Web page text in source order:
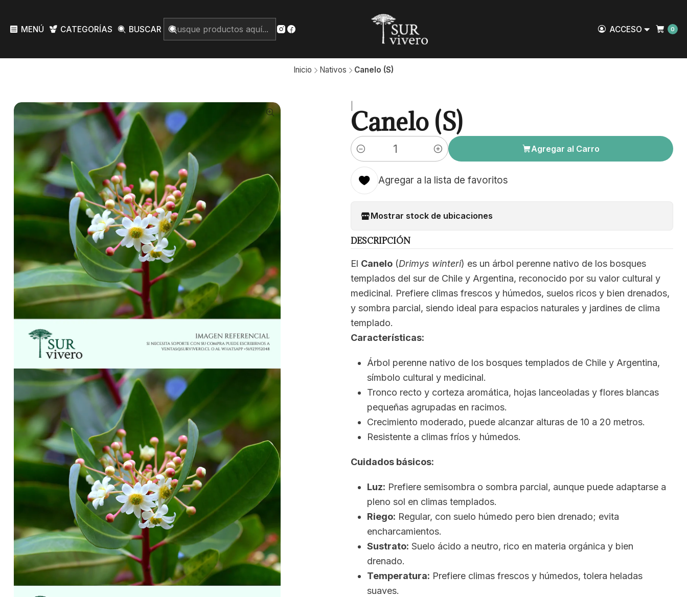
MENÚ CATEGORÍAS BUSCAR ACCESO 0
Inicio Nativos Canelo (S)
Canelo (S)
Cantidad
Agregar al Carro
Agregar a la lista de favoritos
Mostrar stock de ubicaciones
DESCRIPCIÓN
El Canelo(Drimys winteri) es un árbol perenne nativo de los bosques
templados del sur de Chile y Argentina, reconocido por su valor cultural y
medicinal. Prefiere climas frescos y húmedos, suelos ricos y bien drenados,
y sombra parcial, siendo ideal para espacios naturales y jardines de clima
templado.
Características:
Árbol perenne nativo de los bosques templados de Chile y Argentina,
símbolo cultural y medicinal.
Tronco recto y corteza aromática, hojas lanceoladas y flores blancas
pequeñas agrupadas en racimos.
Crecimiento moderado, puede alcanzar alturas de 10 a 20 metros.
Resistente a climas fríos y húmedos.
Cuidados básicos:
Luz: Prefiere semisombra o sombra parcial, aunque puede adaptarse a
pleno sol en climas templados.
Riego: Regular, con suelo húmedo pero bien drenado; evita
encharcamientos.
Sustrato: Suelo ácido a neutro, rico en materia orgánica y bien
drenado.
Temperatura: Prefiere climas frescos y húmedos, tolera heladas
suaves.